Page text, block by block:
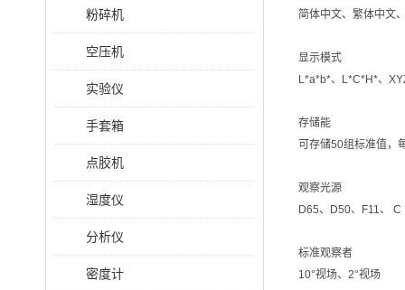
粉碎机
空压机
实验仪
手套箱
点胶机
湿度仪
分析仪
密度计
简体中文、繁体中文
显示模式
L*a*b*、L*C*H*、
存储能
可存储50组标准值，
观察光源
D65、D50、F11、 C
标准观察者
10°视场、2°视场